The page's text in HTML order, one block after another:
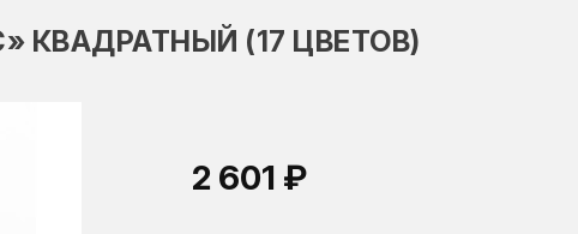
КВАДРАТНЫЙ (17 ЦВЕТОВ)
2 601 ₽